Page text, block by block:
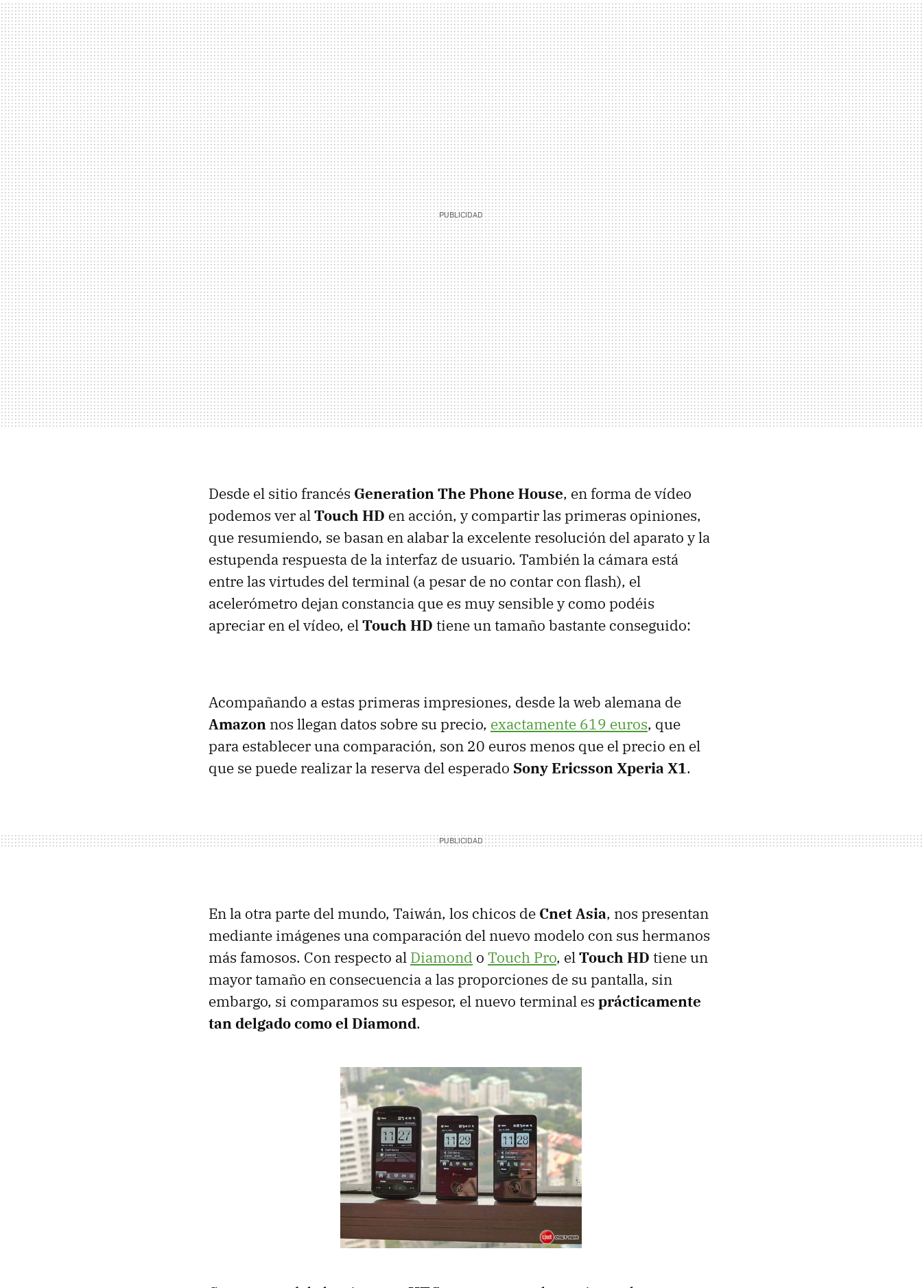
Desde el sitio francés Generation The Phone House, en forma de vídeo
podemos ver alTouch HD en acción, y compartir las primeras opiniones,
que resumiendo, se basan en alabar la excelente resolución del aparato y la
estupenda respuesta de la interfaz de usuario. También la cámara está
entre las virtudes del terminal (a pesar de no contar con flash), el
acelerómetro dejan constancia que es muy sensible y como podéis
apreciar en el vídeo, elTouch HD tiene un tamaño bastante conseguido:
Acompañando a estas primeras impresiones, desde la web alemana de
Amazon nos llegan datos sobre su precio, exactamente 619 euros, que
para establecer una comparación, son 20 euros menos que el precio en el
que se puede realizar la reserva del esperado Sony Ericsson Xperia X1.
En la otra parte del mundo, Taiwán, los chicos de Cnet Asia, nos presentan
mediante imágenes una comparación del nuevo modelo con sus hermanos
más famosos. Con respecto al Diamond o Touch Pro, elTouch HD tiene un
mayor tamaño en consecuencia a las proporciones de su pantalla, sin
embargo, si comparamos su espesor, el nuevo terminal es prácticamente
tan delgado como el Diamond.